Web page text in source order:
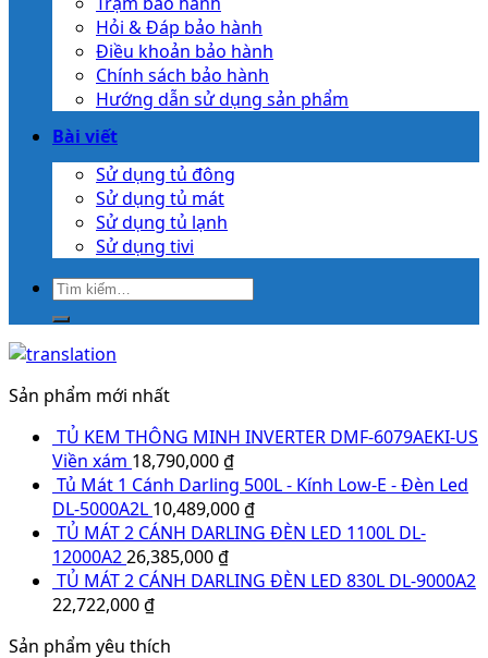
Hỏi & Đáp bảo hành
Điều khoản bảo hành
Chính sách bảo hành
Hướng dẫn sử dụng sản phẩm
Bài viết
Sử dụng tủ đông
Sử dụng tủ mát
Sử dụng tủ lạnh
Sử dụng tivi
Sản phẩm mới nhất
TỦ KEM THÔNG MINH INVERTER DMF-6079AEKI-US
Viền xám 18,790,000₫
Tủ Mát 1 Cánh Darling 500L - Kính Low-E - Đèn Led
DL-5000A2L 10,489,000₫
TỦ MÁT 2 CÁNH DARLING ĐÈN LED 1100L DL-
12000A226,385,000₫
TỦ MÁT 2 CÁNH DARLING ĐÈN LED 830L DL-9000A2
22,722,000₫
Sản phẩm yêu thích